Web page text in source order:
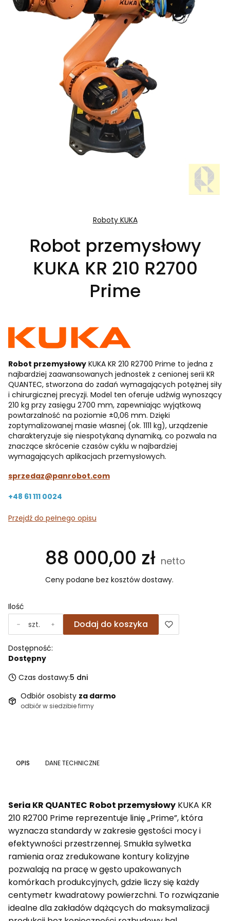
Roboty KUKA
Robot przemysłowy
KUKA KR 210 R2700
Prime
Robot przemysłowy KUKA KR 210 R2700 Prime to jedna z
najbardziej zaawansowanych jednostek z cenionej serii KR
QUANTEC, stworzona do zadań wymagających potężnej siły
i chirurgicznej precyzji. Model ten oferuje udźwig wynoszący
210 kg przy zasięgu 2700 mm, zapewniając wyjątkową
powtarzalność na poziomie ±0,06 mm. Dzięki
zoptymalizowanej masie własnej (ok. 1111 kg), urządzenie
charakteryzuje się niespotykaną dynamiką, co pozwala na
znaczące skrócenie czasów cyklu w najbardziej
wymagających aplikacjach przemysłowych.
sprzedaz@panrobot.com
+48 61 111 0024
Przejdź do pełnego opisu
Cena
88 000,00 zł
Ceny podane bez kosztów dostawy.
Ilość
szt.
Dodaj do koszyka
Dostępność:
Dostępny
Czas dostawy:5 dni
Odbiór osobisty za darmo
odbiór w siedzibie firmy
OPIS DANE TECHNICZNE
Seria KR QUANTEC Robot przemysłowy KUKA KR
210 R2700 Prime reprezentuje linię „Prime”, która
wyznacza standardy w zakresie gęstości mocy i
efektywności przestrzennej. Smukła sylwetka
ramienia oraz zredukowane kontury kolizyjne
pozwalają na pracę w gęsto upakowanych
komórkach produkcyjnych, gdzie liczy się każdy
centymetr kwadratowy powierzchni. To rozwiązanie
idealne dla zakładów dążących do maksymalizacji